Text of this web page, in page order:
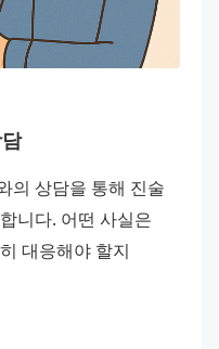
의 상담을 통해 진술
니다. 어떤 사실은
대응해야 할지